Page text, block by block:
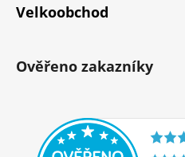
Velkoobchod
Ověřeno zakazníky